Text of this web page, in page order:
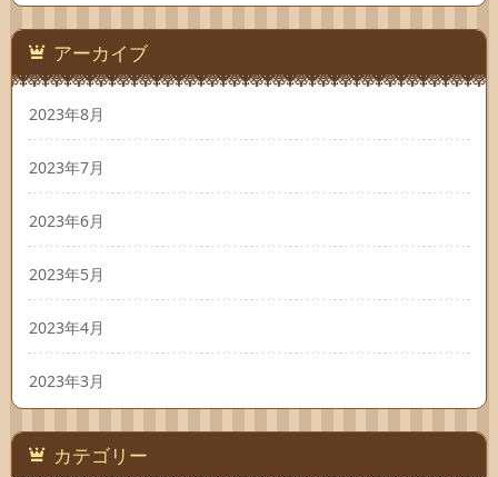
アーカイブ
2023年8月
2023年7月
2023年6月
2023年5月
2023年4月
2023年3月
カテゴリー